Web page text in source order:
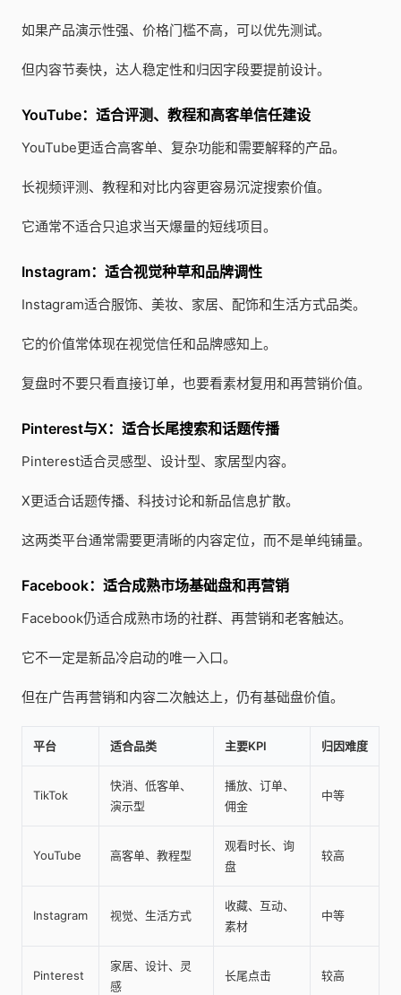
如果产品演示性强、价格门槛不高，可以优先测试。
但内容节奏快，达人稳定性和归因字段要提前设计。
YouTube：适合评测、教程和高客单信任建设
YouTube更适合高客单、复杂功能和需要解释的产品。
长视频评测、教程和对比内容更容易沉淀搜索价值。
它通常不适合只追求当天爆量的短线项目。
Instagram：适合视觉种草和品牌调性
Instagram适合服饰、美妆、家居、配饰和生活方式品类。
它的价值常体现在视觉信任和品牌感知上。
复盘时不要只看直接订单，也要看素材复用和再营销价值。
Pinterest与X：适合长尾搜索和话题传播
Pinterest适合灵感型、设计型、家居型内容。
X更适合话题传播、科技讨论和新品信息扩散。
这两类平台通常需要更清晰的内容定位，而不是单纯铺量。
Facebook：适合成熟市场基础盘和再营销
Facebook仍适合成熟市场的社群、再营销和老客触达。
它不一定是新品冷启动的唯一入口。
但在广告再营销和内容二次触达上，仍有基础盘价值。
平台 适合品类 主要KPI 归因难度
TikTok
快消、低客单、
演示型
播放、订单、
佣金
中等
YouTube 高客单、教程型
观看时长、询
盘
较高
Instagram 视觉、生活方式
收藏、互动、
素材
中等
Pinterest
家居、设计、灵
感
长尾点击 较高